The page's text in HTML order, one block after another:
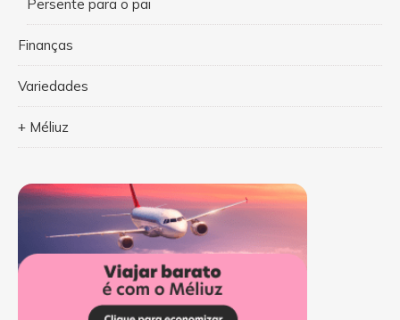
Persente para o pai
Finanças
Variedades
+ Méliuz